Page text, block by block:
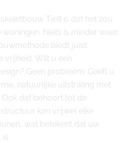
Tielt is dat het zou
Niets is minder waar.
biedt juist
vrijheid. Wilt u een
Geen probleem. Geeft u
natuurlijke uitstraling met
dat behoort tot de
kan vrijwel elke
wat betekent dat uw